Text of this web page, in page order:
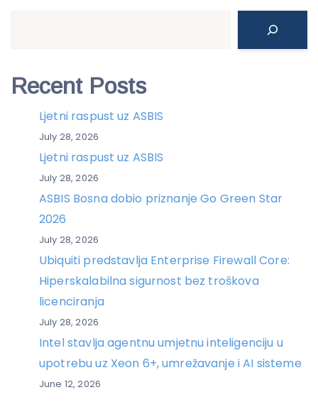
Recent Posts
Ljetni raspust uz ASBIS
July 28, 2026
Ljetni raspust uz ASBIS
July 28, 2026
ASBIS Bosna dobio priznanje Go Green Star
2026
July 28, 2026
Ubiquiti predstavlja Enterprise Firewall Core:
Hiperskalabilna sigurnost bez troškova
licenciranja
July 28, 2026
Intel stavlja agentnu umjetnu inteligenciju u
upotrebu uz Xeon 6+, umrežavanje i AI sisteme
June 12, 2026